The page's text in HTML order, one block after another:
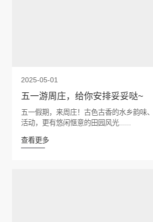
2025-05-01
五一游周庄，给你安排妥妥哒~
五一假期，来周庄！古色古香的水乡韵味
活动，更有悠闲惬意的田园风光......
查看更多